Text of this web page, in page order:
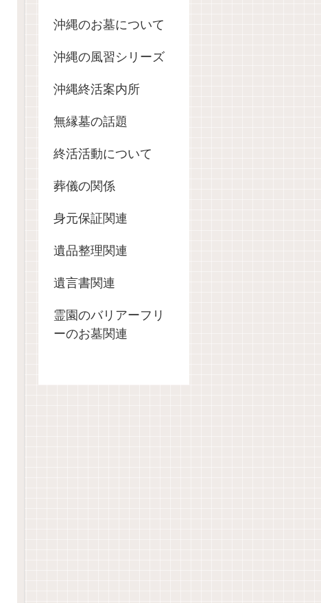
沖縄のお墓について
沖縄の風習シリーズ
沖縄終活案内所
無縁墓の話題
終活活動について
葬儀の関係
身元保証関連
遺品整理関連
遺言書関連
霊園のバリアーフリ
ーのお墓関連